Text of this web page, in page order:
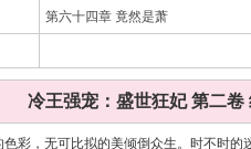
第六十四章 竟然是萧
冷王强宠：盛世狂妃 第二卷
，无可比拟的美倾倒众生。时不时的